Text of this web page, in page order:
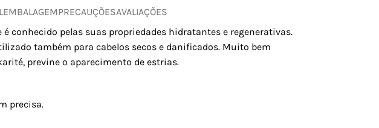
EMBALAGEMPRECAUÇÕESAVALIAÇÕES
conhecido pelas suas propriedades hidratantes e regenerativas.
também para cabelos secos e danificados. Muito bem
previne o aparecimento de estrias.
precisa.